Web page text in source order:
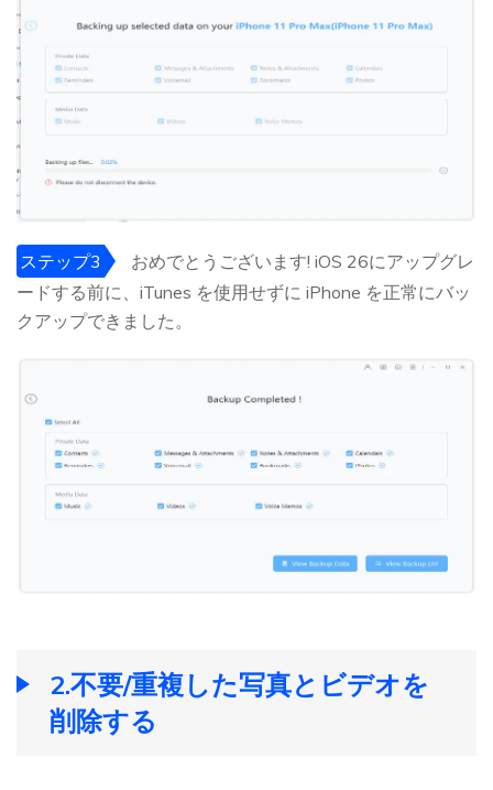
ステップ3
おめでとうございます! iOS 26にアップグレ
ードする前に、iTunes を使用せずに iPhone を正常にバッ
クアップできました。
2.不要/重複した写真とビデオを
削除する